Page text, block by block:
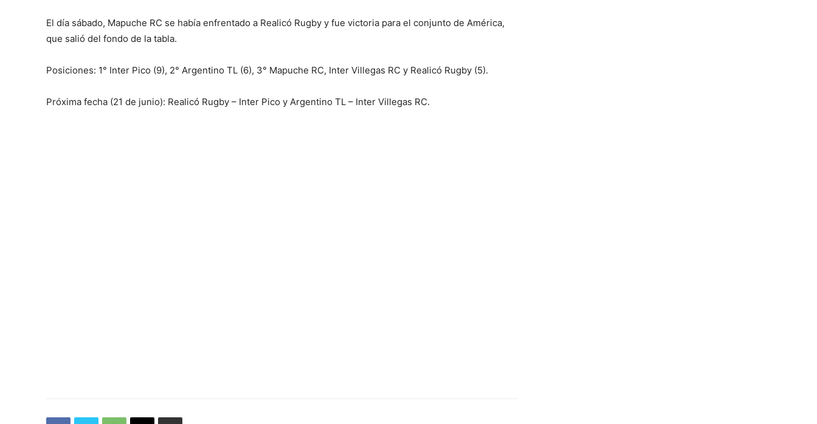
El día sábado, Mapuche RC se había enfrentado a Realicó Rugby y fue victoria para el conjunto de América,
que salió del fondo de la tabla.
Posiciones: 1° Inter Pico (9), 2° Argentino TL (6), 3° Mapuche RC, Inter Villegas RC y Realicó Rugby (5).
Próxima fecha (21 de junio): Realicó Rugby – Inter Pico y Argentino TL – Inter Villegas RC.